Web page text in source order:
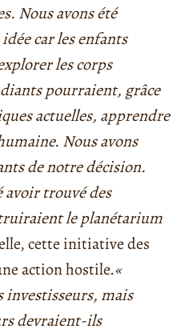
Nous avons été
car les enfants
les corps
pourraient, grâce
actuelles, apprendre
Nous avons
de notre décision.
trouvé des
le planétarium
cette initiative des
action hostile.«
investisseurs, mais
devraient-ils